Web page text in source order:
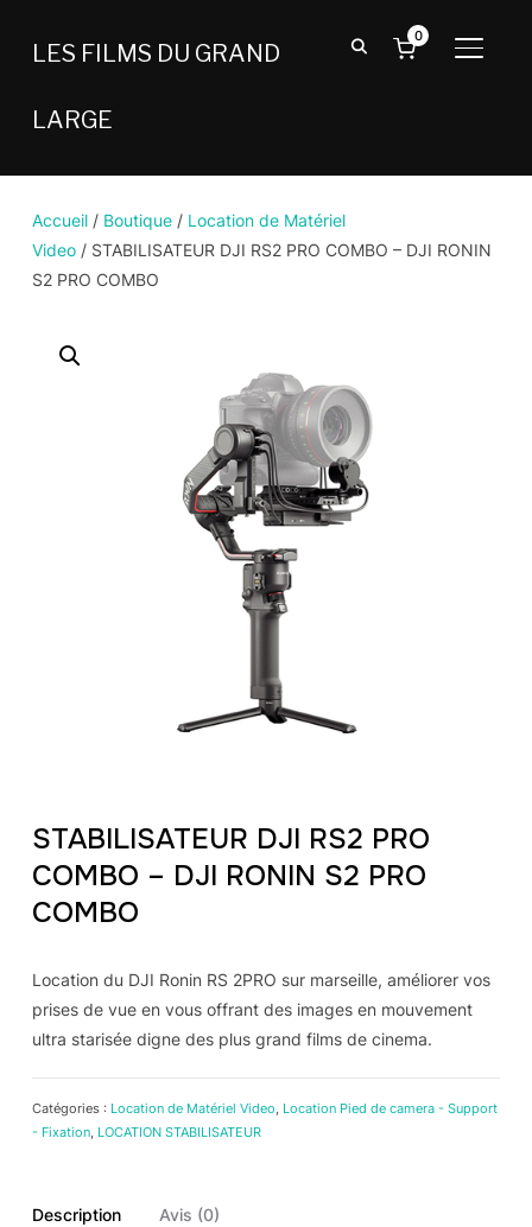
LES FILMS DU GRAND
LARGE
0
Accueil/ Boutique/ Location de Matériel
Video/ STABILISATEUR DJI RS2 PRO COMBO – DJI RONIN
S2 PRO COMBO
STABILISATEUR DJI RS2 PRO
COMBO – DJI RONIN S2 PRO
COMBO
Location du DJI Ronin RS 2PRO sur marseille, améliorer vos
prises de vue en vous offrant des images en mouvement
ultra starisée digne des plus grand films de cinema.
Catégories : Location de Matériel Video, Location Pied de camera - Support
- Fixation, LOCATION STABILISATEUR
Description Avis (0)